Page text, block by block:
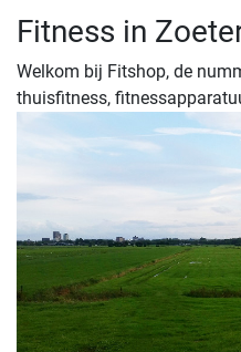
Fitness in
Welkom bij Fitshop, de
thuisfitness,